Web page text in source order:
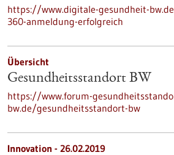
https://www.digitale-gesundheit-
360-anmeldung-erfolgreich
Übersicht
Gesundheitsstandort BW
https://www.forum-
bw.de/gesundheitsstandort-bw
Innovation - 26.02.2019